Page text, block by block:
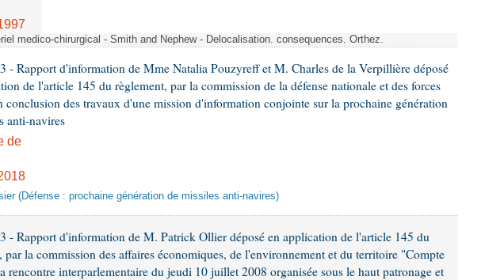
medico-chirurgical - Smith and Nephew - Delocalisation. consequences. Orthez.
- Rapport d'information de Mme Natalia Pouzyreff et M. Charles de la Verpillière déposé
de l'article 145 du règlement, par la commission de la défense nationale et des forces
conclusion des travaux d'une mission d'information conjointe sur la prochaine génération
anti-navires
de
(Défense : prochaine génération de missiles anti-navires)
- Rapport d'information de M. Patrick Ollier déposé en application de l'article 145 du
par la commission des affaires économiques, de l'environnement et du territoire "Compte
rencontre interparlementaire du jeudi 10 juillet 2008 organisée sous le haut patronage et